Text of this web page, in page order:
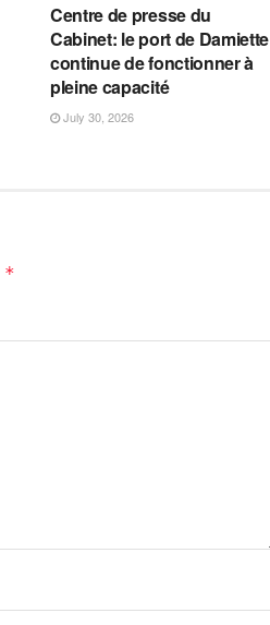
Centre de presse du
Cabinet: le port de Damiette
continue de fonctionner à
pleine capacité
July 30, 2026
*